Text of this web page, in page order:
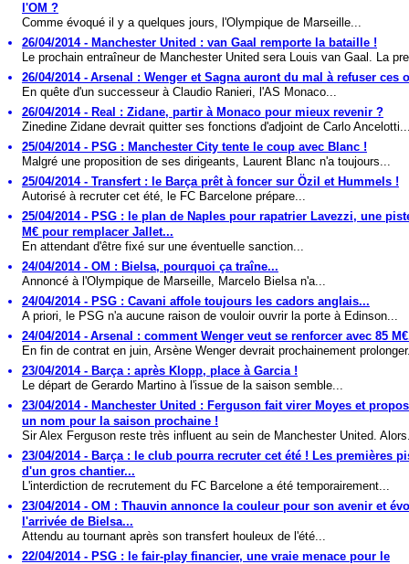
l'OM ?
Comme évoqué il y a quelques jours, l'Olympique de Marseille...
26/04/2014 - Manchester United : van Gaal remporte la bataille !
Le prochain entraîneur de Manchester United sera Louis van Gaal. La
26/04/2014 - Arsenal : Wenger et Sagna auront du mal à refuser ces
En quête d'un successeur à Claudio Ranieri, l'AS Monaco...
26/04/2014 - Real : Zidane, partir à Monaco pour mieux revenir ?
Zinedine Zidane devrait quitter ses fonctions d'adjoint de Carlo
25/04/2014 - PSG : Manchester City tente le coup avec Blanc !
Malgré une proposition de ses dirigeants, Laurent Blanc n'a toujours...
25/04/2014 - Transfert : le Barça prêt à foncer sur Özil et Hummels !
Autorisé à recruter cet été, le FC Barcelone prépare...
25/04/2014 - PSG : le plan de Naples pour rapatrier Lavezzi, une
M€ pour remplacer Jallet...
En attendant d'être fixé sur une éventuelle sanction...
24/04/2014 - OM : Bielsa, pourquoi ça traîne...
Annoncé à l'Olympique de Marseille, Marcelo Bielsa n'a...
24/04/2014 - PSG : Cavani affole toujours les cadors anglais...
A priori, le PSG n'a aucune raison de vouloir ouvrir la porte à Edinson...
24/04/2014 - Arsenal : comment Wenger veut se renforcer avec 85
En fin de contrat en juin, Arsène Wenger devrait prochainement
23/04/2014 - Barça : après Klopp, place à Garcia !
Le départ de Gerardo Martino à l'issue de la saison semble...
23/04/2014 - Manchester United : Ferguson fait virer Moyes et
un nom pour la saison prochaine !
Sir Alex Ferguson reste très influent au sein de Manchester United.
23/04/2014 - Barça : le club pourra recruter cet été ! Les premières
d'un gros chantier...
L'interdiction de recrutement du FC Barcelone a été temporairement...
23/04/2014 - OM : Thauvin annonce la couleur pour son avenir et
l'arrivée de Bielsa...
Attendu au tournant après son transfert houleux de l'été...
22/04/2014 - PSG : le fair-play financier, une vraie menace pour le